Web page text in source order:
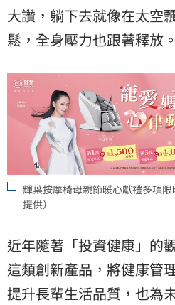
大讚，躺下去就像在太空
鬆，全身壓力也跟著釋放。
輝葉按摩椅母親節暖心獻禮多項
提供）
近年隨著「投資健康」的
這類創新產品，將健康管
提升長輩生活品質，也為